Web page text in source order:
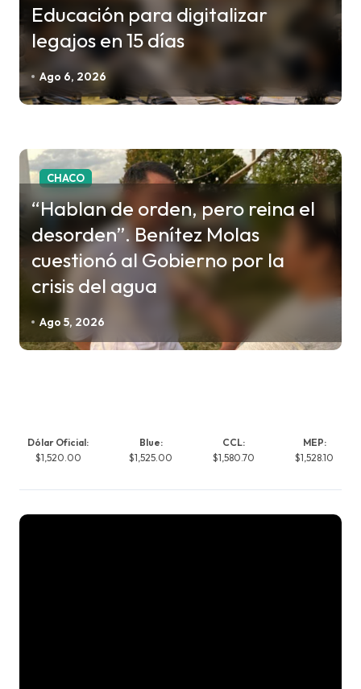
Educación para digitalizar
legajos en 15 días
Ago 6, 2026
CHACO
“Hablan de orden, pero reina el
desorden”. Benítez Molas
cuestionó al Gobierno por la
crisis del agua
Ago 5, 2026
Dólar Oficial:
$1,520.00
Blue:
$1,525.00
CCL:
$1,580.70
MEP:
$1,528.10